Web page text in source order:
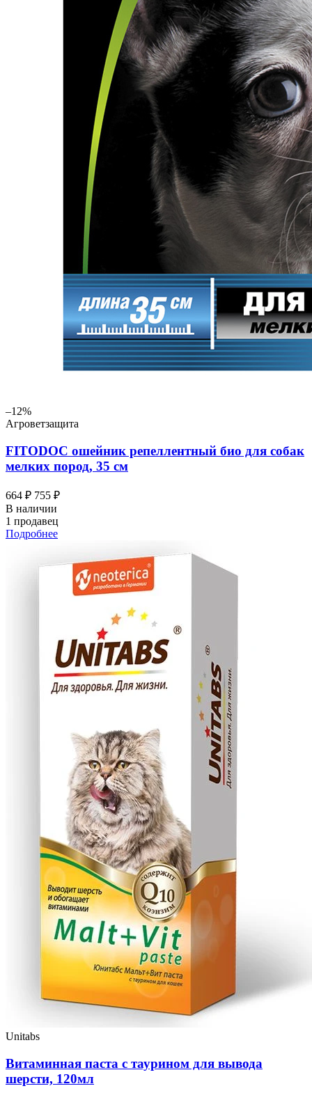
–12%
Агроветзащита
FITODOC ошейник репеллентный био для собак
мелких пород, 35 см
664 ₽ 755 ₽
В наличии
1 продавец
Подробнее
Unitabs
Витаминная паста с таурином для вывода
шерсти, 120мл